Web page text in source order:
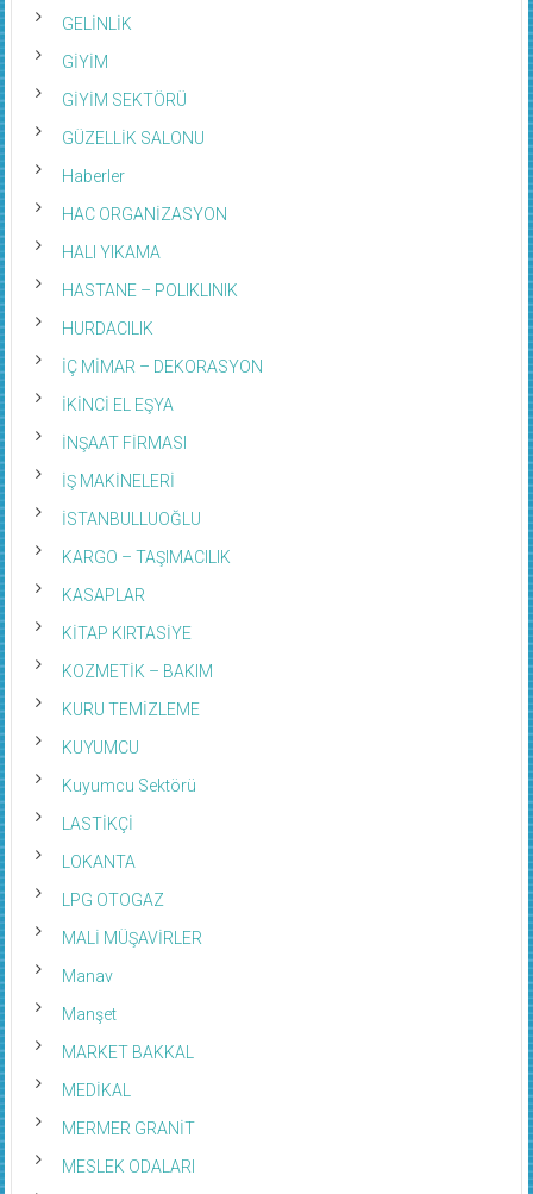
GELİNLİK
GİYİM
GİYİM SEKTÖRÜ
GÜZELLİK SALONU
Haberler
HAC ORGANİZASYON
HALI YIKAMA
HASTANE – POLIKLINIK
HURDACILIK
İÇ MİMAR – DEKORASYON
İKİNCİ EL EŞYA
İNŞAAT FİRMASI
İŞ MAKİNELERİ
İSTANBULLUOĞLU
KARGO – TAŞIMACILIK
KASAPLAR
KİTAP KIRTASİYE
KOZMETİK – BAKIM
KURU TEMİZLEME
KUYUMCU
Kuyumcu Sektörü
LASTİKÇİ
LOKANTA
LPG OTOGAZ
MALİ MÜŞAVİRLER
Manav
Manşet
MARKET BAKKAL
MEDİKAL
MERMER GRANİT
MESLEK ODALARI